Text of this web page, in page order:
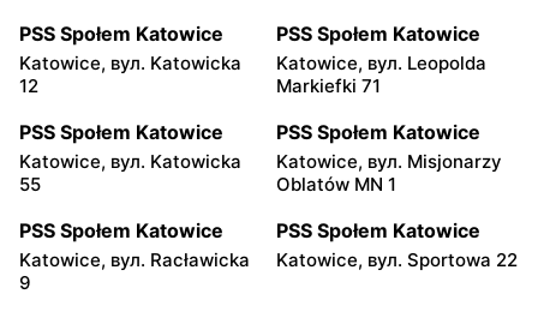
PSS Społem Katowice
Katowice, вул. Katowicka
12
PSS Społem Katowice
Katowice, вул. Leopolda
Markiefki 71
PSS Społem Katowice
Katowice, вул. Katowicka
55
PSS Społem Katowice
Katowice, вул. Misjonarzy
Oblatów MN 1
PSS Społem Katowice
Katowice, вул. Racławicka
9
PSS Społem Katowice
Katowice, вул. Sportowa 22